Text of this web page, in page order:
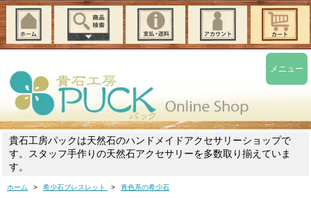
貴石工房パックは天然石のハンドメイドアクセサリーショップで
す。スタッフ手作りの天然石アクセサリーを多数取り揃えていま
す。
ホーム > 希少石ブレスレット > 青色系の希少石
メニュー